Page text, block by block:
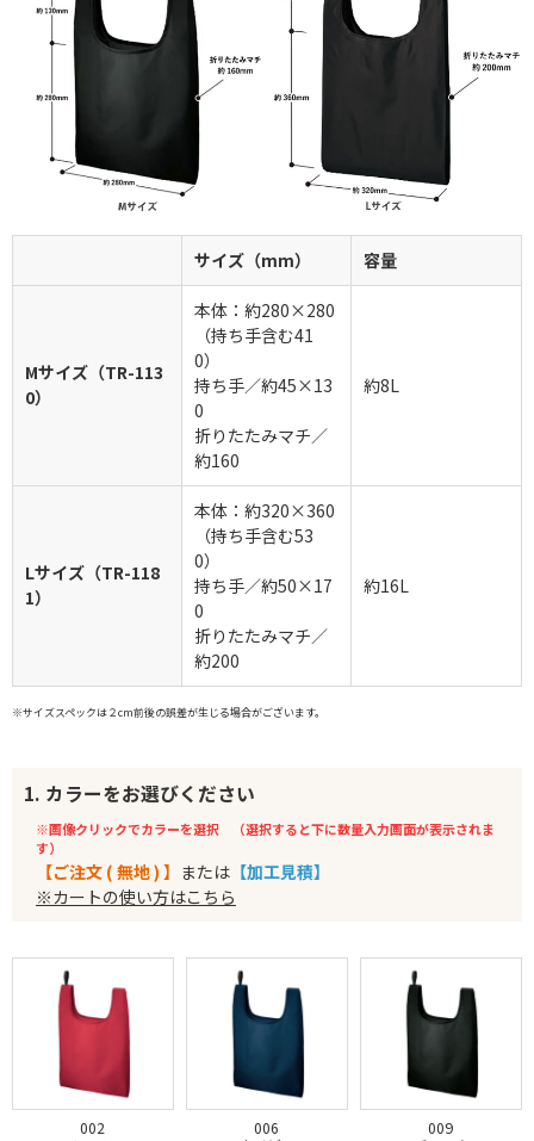
サイズ（mm） 容量
Mサイズ（TR-113
0）
本体：約280×280
（持ち手含む41
0）
持ち手／約45×13
0
折りたたみマチ／
約160
約8L
Lサイズ（TR-118
1）
本体：約320×360
（持ち手含む53
0）
持ち手／約50×17
0
折りたたみマチ／
約200
約16L
※サイズスペックは２cm前後の誤差が生じる場合がございます。
1. カラーをお選びください
※画像クリックでカラーを選択 （選択すると下に数量入力画面が表示されま
す）
【ご注文 ( 無地 ) 】 または 【加工見積】
※カートの使い方はこちら
002
006
009